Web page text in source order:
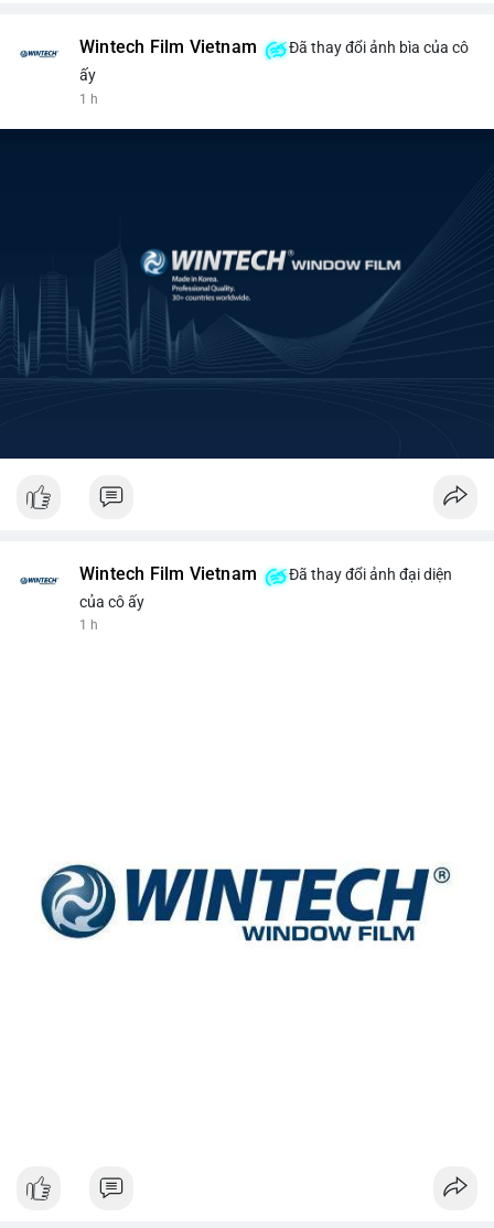
Wintech Film Vietnam
Đã thay đổi ảnh bìa của cô
ấy
1 h
Wintech Film Vietnam
Đã thay đổi ảnh đại diện
của cô ấy
1 h